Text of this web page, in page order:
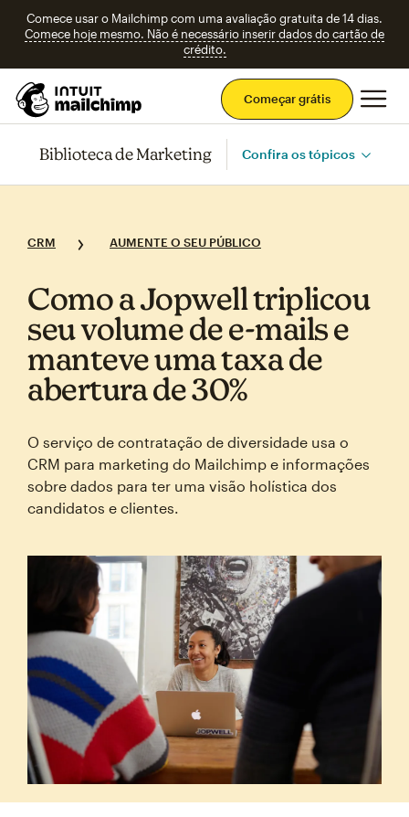
Comece usar o Mailchimp com uma avaliação gratuita de 14 dias.
Comece hoje mesmo. Não é necessário inserir dados do cartão de
crédito.
Começar grátis
Biblioteca de Marketing Confira os tópicos
CRM AUMENTE O SEU PÚBLICO
Como a Jopwell triplicou
seu volume de e‑mails e
manteve uma taxa de
abertura de 30%
O serviço de contratação de diversidade usa o
CRM para marketing do Mailchimp e informações
sobre dados para ter uma visão holística dos
candidatos e clientes.